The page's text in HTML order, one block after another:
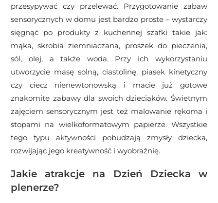
przesypywać czy przelewać. Przygotowanie zabaw
sensorycznych w domu jest bardzo proste – wystarczy
sięgnąć po produkty z kuchennej szafki takie jak:
mąka, skrobia ziemniaczana, proszek do pieczenia,
sól, olej, a także woda. Przy ich wykorzystaniu
utworzycie masę solną, ciastolinę, piasek kinetyczny
czy ciecz nienewtonowską i macie już gotowe
znakomite zabawy dla swoich dzieciaków. Świetnym
zajęciem sensorycznym jest też malowanie rękoma i
stopami na wielkoformatowym papierze. Wszystkie
tego typu aktywności pobudzają zmysły dziecka,
rozwijając jego kreatywność i wyobraźnię.
Jakie atrakcje na Dzień Dziecka w
plenerze?